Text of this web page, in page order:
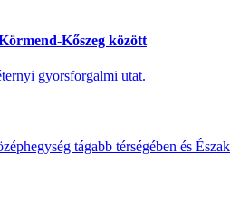
Kőszeg között
gyorsforgalmi utat.
tágabb térségében és